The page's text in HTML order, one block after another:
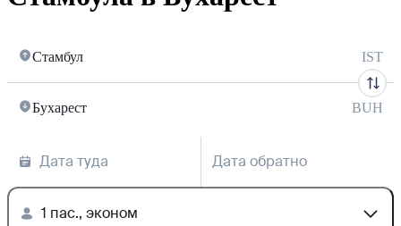
Стамбул IST
Бухарест BUH
Дата туда Дата обратно
1 пас., эконом